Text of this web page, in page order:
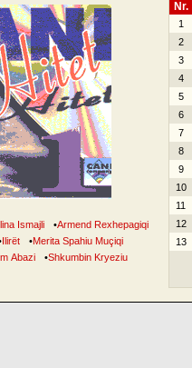
Ismajli •Armend Rexhepagiqi
Ilirët •Merita Spahiu Muçiqi
Abazi •Shkumbin Kryeziu
Nr.
1
2
3
4
5
6
7
8
9
10
11
12
13